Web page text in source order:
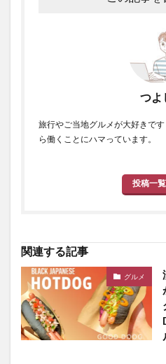
つよ
旅行やご当地グルメが大好きで
ら働くことにハマっています。
投稿一
関連する記事
グルメ